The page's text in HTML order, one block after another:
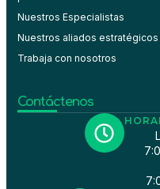
Nuestros Especialistas
Nuestros aliados estratégicos
Trabaja con nosotros
Contáctenos